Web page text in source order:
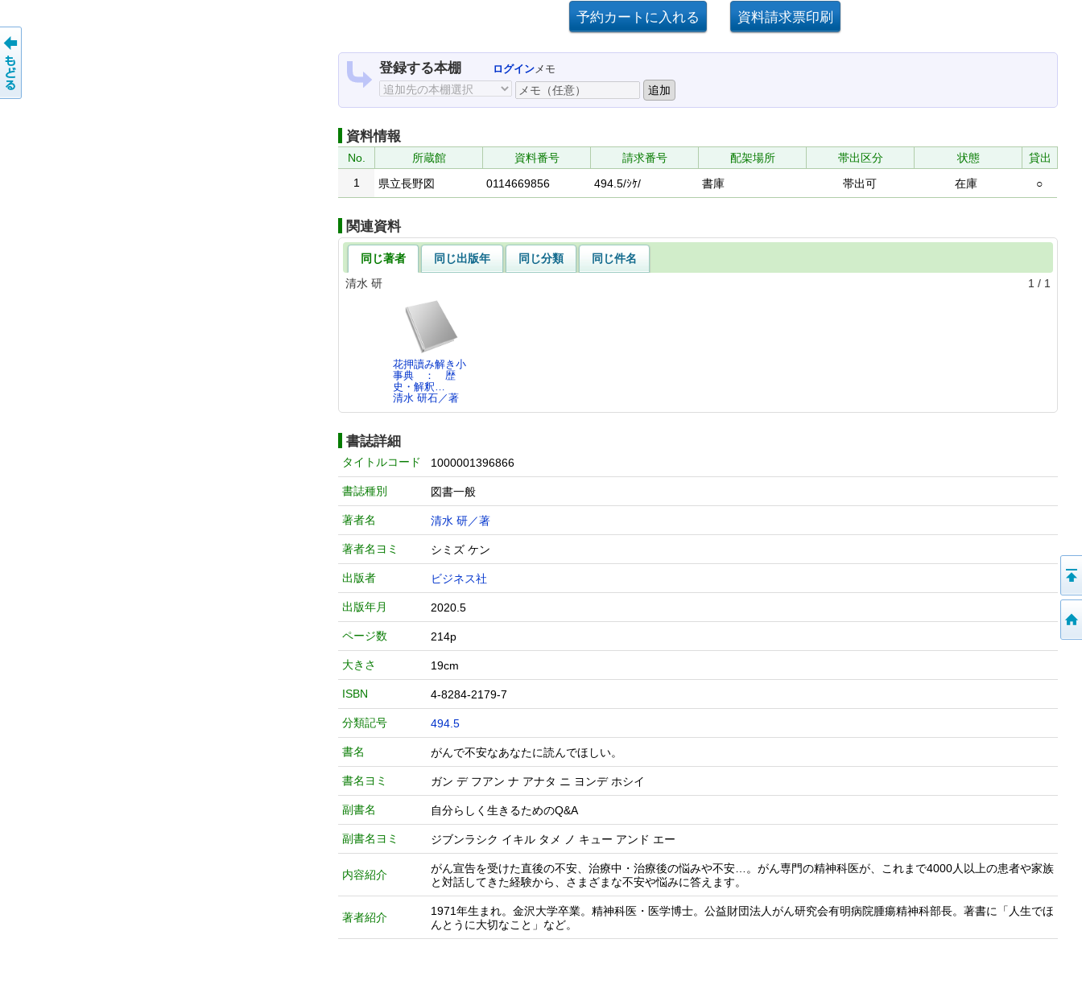
登録する本棚 ログインメモ
資料情報
No. 所蔵館 資料番号 請求番号 配架場所 帯出区分 状態
貸出
1
県立長野図 0114669856 494.5/ｼｹ/ 書庫 帯出可 在庫 ○
関連資料
同じ著者 同じ出版年 同じ分類
同じ件名
清水 研
1 / 1
花押讀み解き小
事典 ： 歴
史・解釈…
清水 研石／著
書誌詳細
タイトルコード 1000001396866
書誌種別 図書一般
著者名 清水 研／著
著者名ヨミ シミズ ケン
出版者 ビジネス社
出版年月 2020.5
ページ数 214p
大きさ 19cm
ISBN 4-8284-2179-7
分類記号 494.5
書名 がんで不安なあなたに読んでほしい。
書名ヨミ ガン デ フアン ナ アナタ ニ ヨンデ ホシイ
副書名 自分らしく生きるためのQ&A
副書名ヨミ ジブンラシク イキル タメ ノ キュー アンド エー
内容紹介
がん宣告を受けた直後の不安、治療中・治療後の悩みや不安…。がん専門の精神科医が、これまで4000人以上の患者や家族
と対話してきた経験から、さまざまな不安や悩みに答えます。
著者紹介
1971年生まれ。金沢大学卒業。精神科医・医学博士。公益財団法人がん研究会有明病院腫瘍精神科部長。著書に「人生でほ
んとうに大切なこと」など。